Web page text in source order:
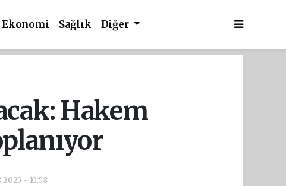
Ekonomi Sağlık Diğer
Hakem
- 10:58